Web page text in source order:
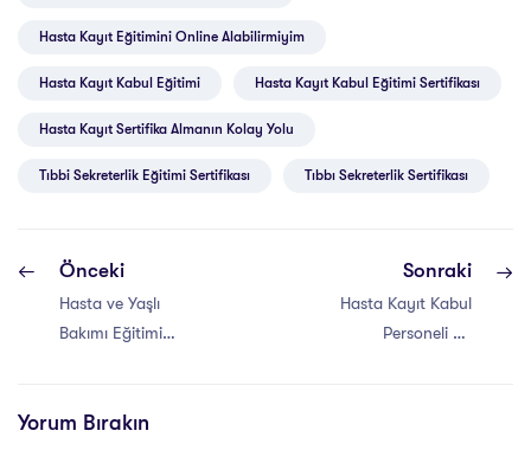
Hasta Kayıt Eğitimini Online Alabilirmiyim
Hasta Kayıt Kabul Eğitimi Hasta Kayıt Kabul Eğitimi Sertifikası
Hasta Kayıt Sertifika Almanın Kolay Yolu
Tıbbi Sekreterlik Eğitimi Sertifikası Tıbbı Sekreterlik Sertifikası
Önceki
Hasta ve Yaşlı
Bakımı Eğitimi
Sonraki
Hasta Kayıt Kabul
Personeli Ne
Yorum Bırakın